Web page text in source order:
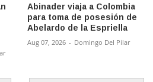
Abinader viaja a Colombia
para toma de posesión de
Abelardo de la Espriella
Aug 07, 2026 - Domingo Del Pilar